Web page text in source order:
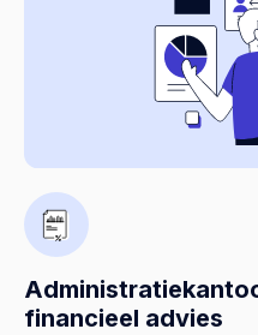
financieel advies